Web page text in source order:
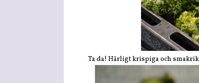
Ta da! Härligt krispiga och